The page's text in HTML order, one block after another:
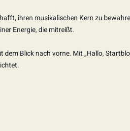
ihren musikalischen Kern zu
Energie, die mitreißt.
Blick nach vorne. Mit „Hallo,